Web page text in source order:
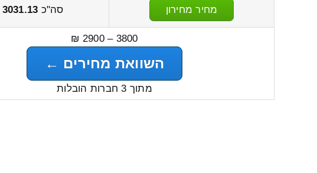
מחיר מחירון סה"כ 3031.13
3800 – 2900 ₪
השוואת מחירים ←
מתוך 3 חברות הובלות